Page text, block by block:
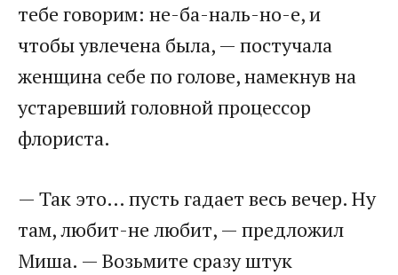
тебе говорим: не-ба-наль-но-е, и
чтобы увлечена была, — постучала
женщина себе по голове, намекнув на
устаревший головной процессор
флориста.
— Так это… пусть гадает весь вечер. Ну
там, любит-не любит, — предложил
Миша. — Возьмите сразу штук